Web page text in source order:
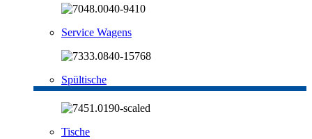
Service Wagens
Spültische
Tische